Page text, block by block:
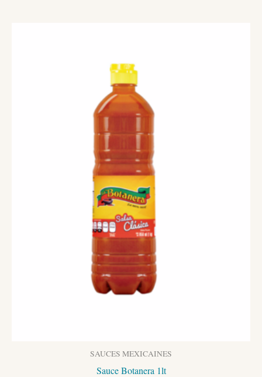
SAUCES MEXICAINES
Sauce Botanera 1lt